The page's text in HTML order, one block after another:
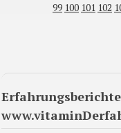
99 100 101 102